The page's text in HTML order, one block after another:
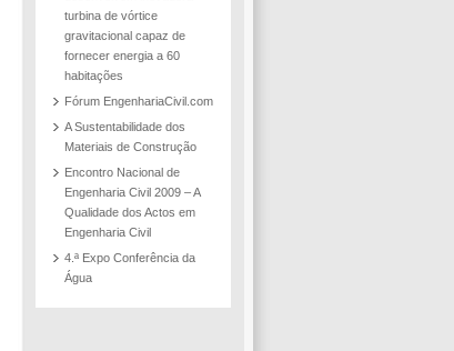
turbina de vórtice
gravitacional capaz de
fornecer energia a 60
habitações
Fórum EngenhariaCivil.com
A Sustentabilidade dos
Materiais de Construção
Encontro Nacional de
Engenharia Civil 2009 – A
Qualidade dos Actos em
Engenharia Civil
4.ª Expo Conferência da
Água